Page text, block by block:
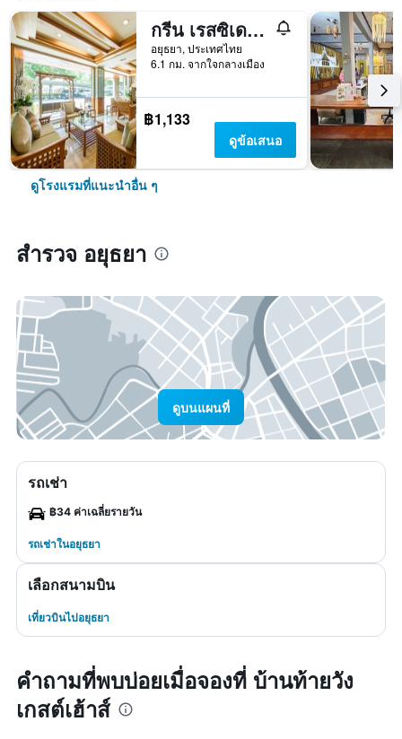
กรีน เรสซิเดนซ์ อยุธยา - SHA Plus
อยุธยา, ประเทศไทย
6.1 กม. จากใจกลางเมือง
฿1,133
ดูข้อเสนอ
ดูโรงแรมที่แนะนำอื่น ๆ
สำรวจ อยุธยา
ดูบนแผนที่
รถเช่า
฿34 ค่าเฉลี่ยรายวัน
รถเช่าในอยุธยา
เลือกสนามบิน
เที่ยวบินไปอยุธยา
คำถามที่พบบ่อยเมื่อจองที่ บ้านท้ายวัง
เกสต์เฮ้าส์